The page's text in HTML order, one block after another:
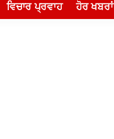
ਵਿਚਾਰ ਪ੍ਰਵਾਹ ਹੋਰ ਖਬਰਾਂ